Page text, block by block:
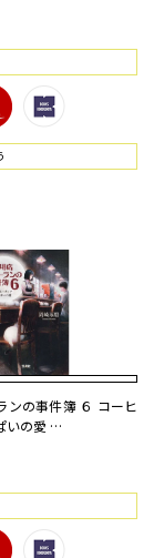
ンの事件簿 ６ コーヒ
いの愛 …